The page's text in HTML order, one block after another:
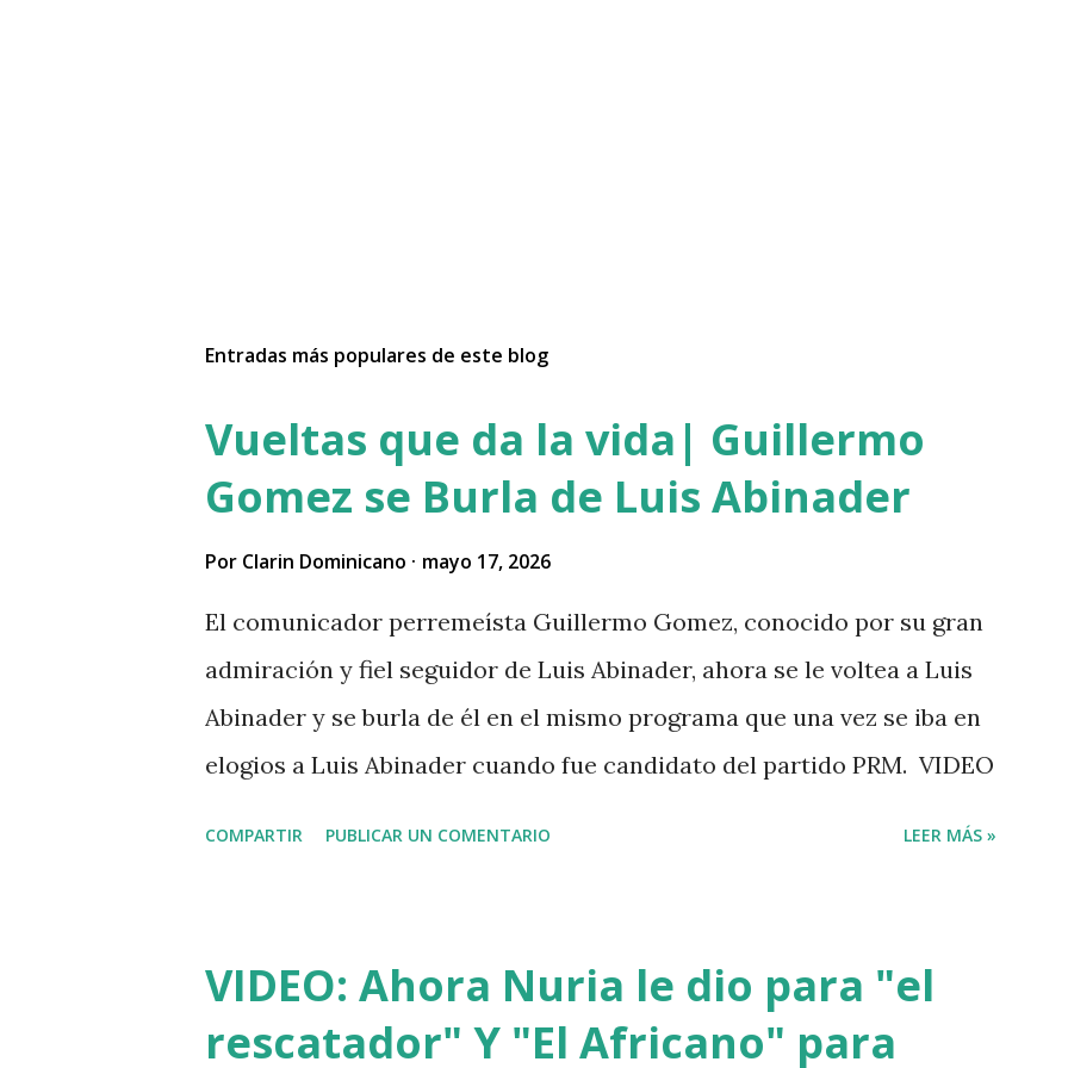
Entradas más populares de este blog
Vueltas que da la vida| Guillermo
Gomez se Burla de Luis Abinader
Por Clarin Dominicano mayo 17, 2026
El comunicador perremeísta Guillermo Gomez, conocido por su gran
admiración y fiel seguidor de Luis Abinader, ahora se le voltea a Luis
Abinader y se burla de él en el mismo programa que una vez se iba en
elogios a Luis Abinader cuando fue candidato del partido PRM. VIDEO
COMPARTIR PUBLICAR UN COMENTARIO LEER MÁS »
VIDEO: Ahora Nuria le dio para "el
rescatador" Y "El Africano" para